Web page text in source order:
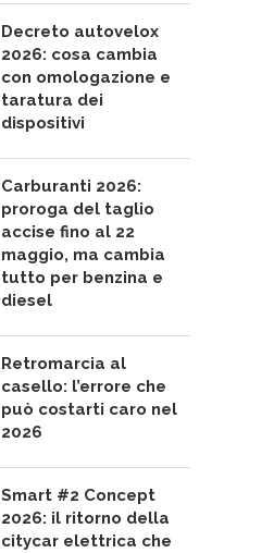
Decreto autovelox
2026: cosa cambia
con omologazione e
taratura dei
dispositivi
Carburanti 2026:
proroga del taglio
accise fino al 22
maggio, ma cambia
tutto per benzina e
diesel
Retromarcia al
casello: l’errore che
può costarti caro nel
2026
Smart #2 Concept
2026: il ritorno della
citycar elettrica che